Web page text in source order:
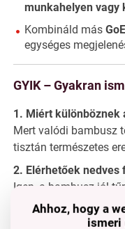
munkahelyen vagy
Kombináld más
egységes
GYIK – Gyakran
1. Miért különböznek
Mert valódi bambusz
tisztán természetes
2. Elérhetőek nedves
Igen, a bambusz jól
állni.
3. Mosható az
Ahhoz, hogy a
ismeri